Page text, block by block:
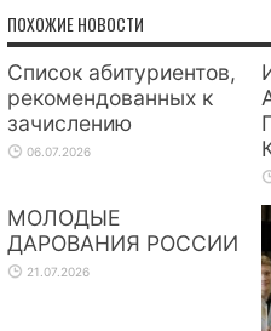
ПОХОЖИЕ НОВОСТИ
Список абитуриентов,
рекомендованных к
зачислению
06.07.2026
МОЛОДЫЕ
ДАРОВАНИЯ РОССИИ
21.07.2026